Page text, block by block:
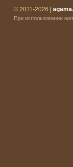
© 2011-2026 |
При использовании